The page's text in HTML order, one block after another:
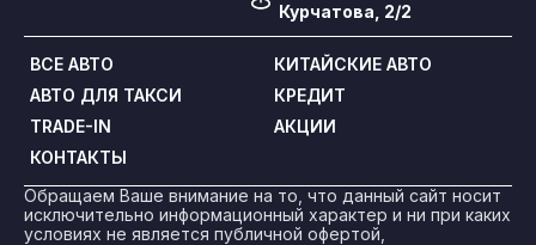
Курчатова, 2/2
ВСЕ АВТО
КИТАЙСКИЕ АВТО
АВТО ДЛЯ ТАКСИ
КРЕДИТ
TRADE-IN
АКЦИИ
КОНТАКТЫ
Обращаем Ваше внимание на то, что данный сайт носит
исключительно информационный характер и ни при каких
условиях не является публичной офертой,